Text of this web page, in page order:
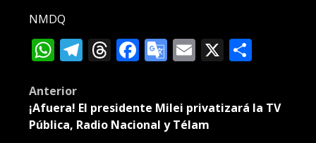
NMDQ
WhatsApp
Telegram
Threads
Facebook
Google
Translate
Email
X
Post
navigation
Anterior
¡Afuera! El presidente Milei privatizará la TV
Pública, Radio Nacional y Télam